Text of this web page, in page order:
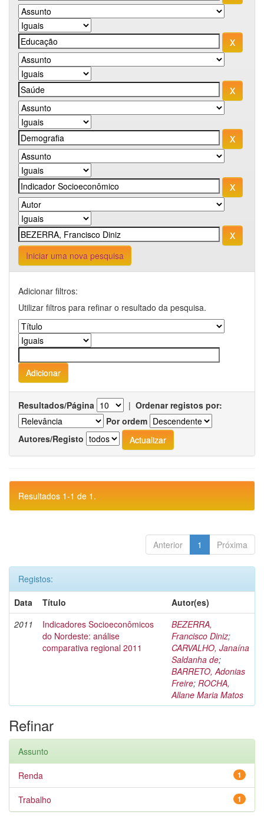
Iniciar uma nova pesquisa
Adicionar filtros:
Utilizar filtros para refinar o resultado da pesquisa.
Resultados/Página | Ordenar registos por:
Por ordem
Autores/Registo
Resultados 1-1 de 1.
Anterior 1 Próxima
Registos:
Data
Título
Autor(es)
2011
Indicadores Socioeconômicos
do Nordeste: análise
comparativa regional 2011
BEZERRA,
Francisco Diniz;
CARVALHO, Janaína
Saldanha de;
BARRETO, Adonias
Freire; ROCHA,
Allane Maria Matos
Refinar
Assunto
1
Renda
1
Trabalho